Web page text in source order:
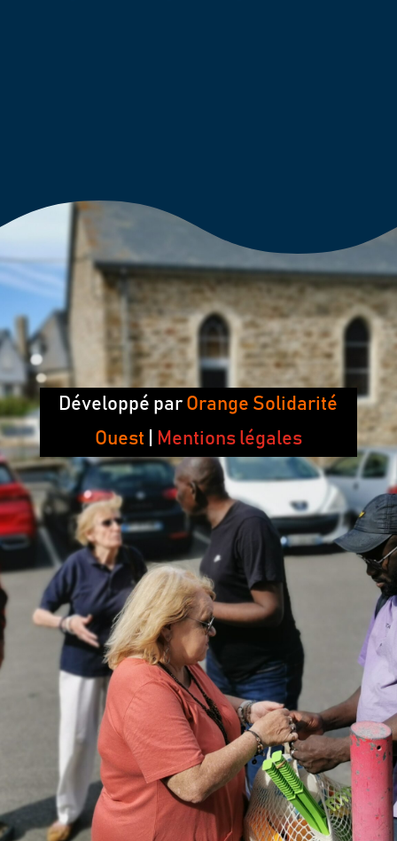
Développé par Orange Solidarité
Ouest
Mentions légales